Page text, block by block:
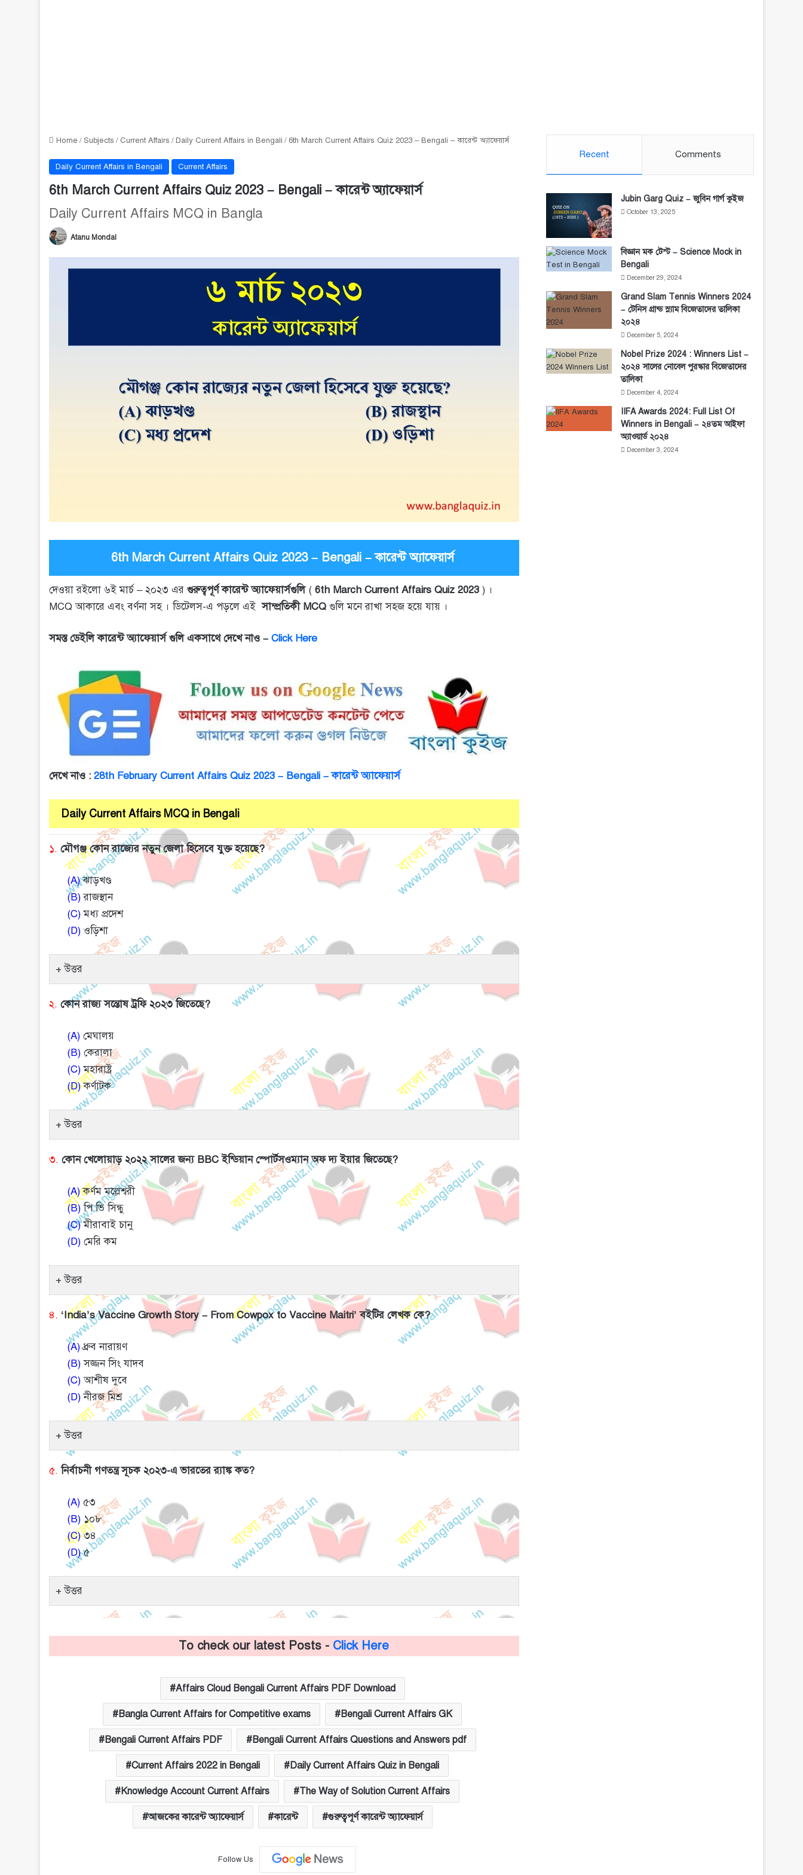
Home / Subjects / Current Affairs / Daily Current Affairs in Bengali / 6th March Current Affairs Quiz 2023 – Bengali – কারেন্ট অ্যাফেয়ার্স
Daily Current Affairs in Bengali Current Affairs
6th March Current Affairs Quiz 2023 – Bengali – কারেন্ট অ্যাফেয়ার্স
Daily Current Affairs MCQ in Bangla
Atanu Mondal
6th March Current Affairs Quiz 2023 – Bengali – কারেন্ট অ্যাফেয়ার্স
দেওয়া রইলো ৬ই মার্চ – ২০২৩ এরগুরুত্বপূর্ণ কারেন্ট অ্যাফেয়ার্সগুলি(6th March Current Affairs Quiz 2023) ।
MCQ আকারে এবং বর্ণনা সহ । ডিটেলস-এ পড়লে এইসাম্প্রতিকী MCQ গুলি মনে রাখা সহজ হয়ে যায় ।
সমস্ত ডেইলি কারেন্ট অ্যাফেয়ার্স গুলি একসাথে দেখে নাও –Click Here
দেখে নাও :28th February Current Affairs Quiz 2023 – Bengali – কারেন্ট অ্যাফেয়ার্স
Daily Current Affairs MCQ in Bengali
১. মৌগঞ্জ কোন রাজ্যের নতুন জেলা হিসেবে যুক্ত হয়েছে?
(A)ঝাড়খণ্ড
(B)রাজস্থান
(C)মধ্য প্রদেশ
(D) ওড়িশা
উত্তর
২. কোন রাজ্য সন্তোষ ট্রফি ২০২৩ জিতেছে?
(A) মেঘালয়
(B) কেরালা
(C)মহারাষ্ট্র
(D)কর্ণাটক
উত্তর
৩. কোন খেলোয়াড় ২০২২ সালের জন্য BBC ইন্ডিয়ান স্পোর্টসওম্যান অফ দ্য ইয়ার জিতেছে?
(A)কর্ণম মল্লেশ্বরী
(B)পি ভি সিন্ধু
(C)মীরাবাই চানু
(D) মেরি কম
উত্তর
৪. ‘India’s Vaccine Growth Story – From Cowpox to Vaccine Maitri’ বইটির লেখক কে?
(A)ধ্রুব নারায়ণ
(B)সজ্জন সিং যাদব
(C)আশীষ দুবে
(D)নীরজ মিশ্র
উত্তর
৫. নির্বাচনী গণতন্ত্র সূচক ২০২৩-এ ভারতের র‍্যাঙ্ক কত?
(A) ৫৩
(B) ১০৮
(C)৩৪
(D)৫
উত্তর
To check our latest Posts - Click Here
Affairs Cloud Bengali Current Affairs PDF Download
Bangla Current Affairs for Competitive exams Bengali Current Affairs GK
Bengali Current Affairs PDF Bengali Current Affairs Questions and Answers pdf
Current Affairs 2022 in Bengali Daily Current Affairs Quiz in Bengali
Knowledge Account Current Affairs The Way of Solution Current Affairs
আজকের কারেন্ট অ্যাফেয়ার্স কারেন্ট গুরুত্বপূর্ণ কারেন্ট অ্যাফেয়ার্স
Follow Us
Recent Comments
Jubin Garg Quiz – জুবিন গার্গ কুইজ
October 13, 2025
বিজ্ঞান মক টেস্ট – Science Mock in
Bengali
December 29, 2024
Grand Slam Tennis Winners 2024
– টেনিস গ্রান্ড স্ল্যাম বিজেতাদের তালিকা
২০২৪
December 5, 2024
Nobel Prize 2024 : Winners List –
২০২৪ সালের নোবেল পুরস্কার বিজেতাদের
তালিকা
December 4, 2024
IIFA Awards 2024: Full List Of
Winners in Bengali – ২৪তম আইফা
অ্যাওয়ার্ড ২০২৪
December 3, 2024